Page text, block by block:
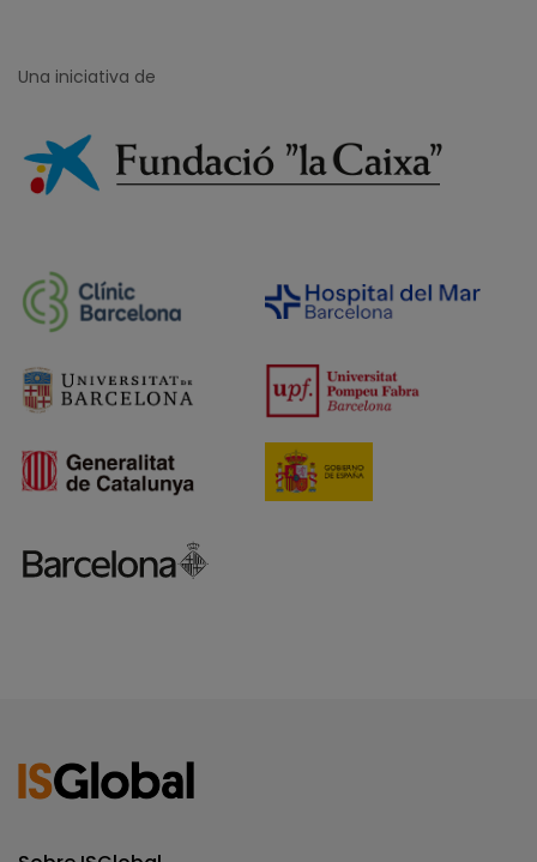
Una iniciativa de